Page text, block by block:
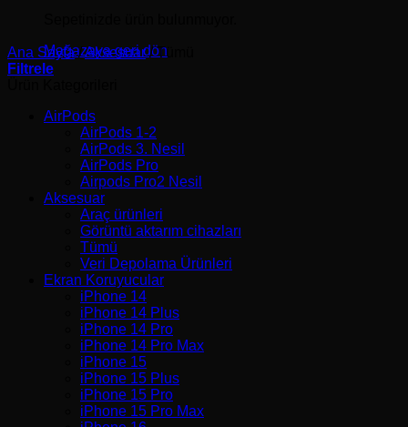
Mağazaya geri dön
Ana Sayfa /Aksesuar /Tümü
Filtrele
AirPods
AirPods 1-2
AirPods 3. Nesil
AirPods Pro
Airpods Pro2 Nesil
Aksesuar
Araç ürünleri
Görüntü aktarım cihazları
Tümü
Veri Depolama Ürünleri
Ekran Koruyucular
iPhone 14
iPhone 14 Plus
iPhone 14 Pro
iPhone 14 Pro Max
iPhone 15
iPhone 15 Plus
iPhone 15 Pro
iPhone 15 Pro Max